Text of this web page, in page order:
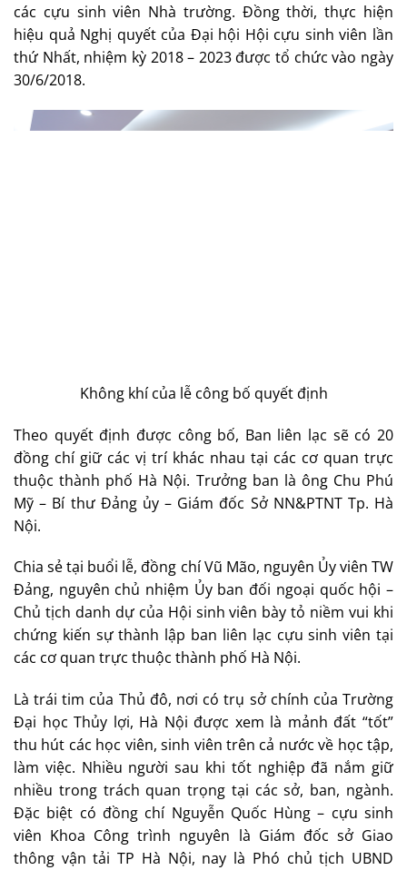
các cựu sinh viên Nhà trường. Đồng thời, thực hiện
hiệu quả Nghị quyết của Đại hội Hội cựu sinh viên lần
thứ Nhất, nhiệm kỳ 2018 – 2023 được tổ chức vào ngày
30/6/2018.
Không khí của lễ công bố quyết định
Theo quyết định được công bố, Ban liên lạc sẽ có 20
đồng chí giữ các vị trí khác nhau tại các cơ quan trực
thuộc thành phố Hà Nội. Trưởng ban là ông Chu Phú
Mỹ – Bí thư Đảng ủy – Giám đốc Sở NN&PTNT Tp. Hà
Nội.
Chia sẻ tại buổi lễ, đồng chí Vũ Mão, nguyên Ủy viên TW
Đảng, nguyên chủ nhiệm Ủy ban đối ngoại quốc hội –
Chủ tịch danh dự của Hội sinh viên bày tỏ niềm vui khi
chứng kiến sự thành lập ban liên lạc cựu sinh viên tại
các cơ quan trực thuộc thành phố Hà Nội.
Là trái tim của Thủ đô, nơi có trụ sở chính của Trường
Đại học Thủy lợi, Hà Nội được xem là mảnh đất “tốt”
thu hút các học viên, sinh viên trên cả nước về học tập,
làm việc. Nhiều người sau khi tốt nghiệp đã nắm giữ
nhiều trong trách quan trọng tại các sở, ban, ngành.
Đặc biệt có đồng chí Nguyễn Quốc Hùng – cựu sinh
viên Khoa Công trình nguyên là Giám đốc sở Giao
thông vận tải TP Hà Nội, nay là Phó chủ tịch UBND